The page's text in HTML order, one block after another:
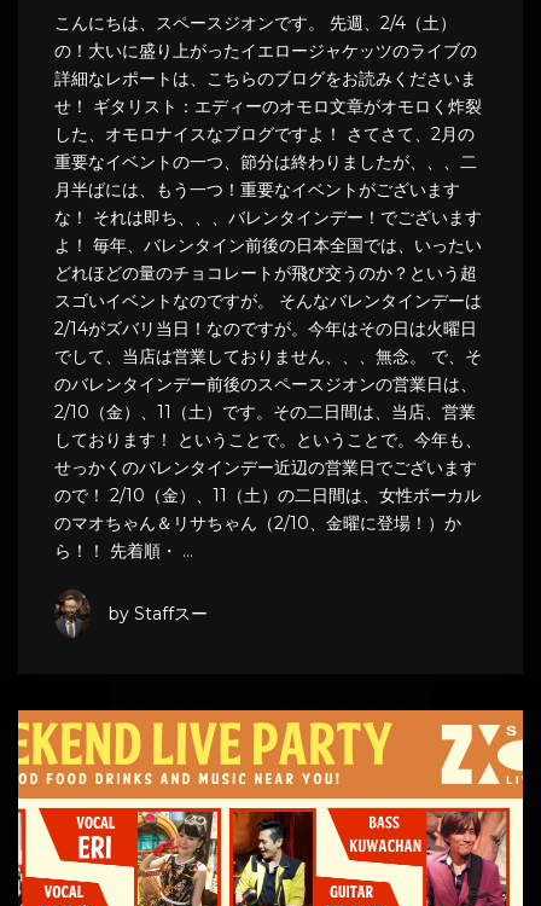
こんにちは、スペースジオンです。 先週、2/4（土）
の！大いに盛り上がったイエロージャケッツのライブの
詳細なレポートは、こちらのブログをお読みくださいま
せ！ ギタリスト：エディーのオモロ文章がオモロく炸裂
した、オモロナイスなブログですよ！ さてさて、2月の
重要なイベントの一つ、節分は終わりましたが、、、二
月半ばには、もう一つ！重要なイベントがございます
な！ それは即ち、、、バレンタインデー！でございます
よ！ 毎年、バレンタイン前後の日本全国では、いったい
どれほどの量のチョコレートが飛び交うのか？という超
スゴいイベントなのですが。 そんなバレンタインデーは
2/14がズバリ当日！なのですが。今年はその日は火曜日
でして、当店は営業しておりません、、、無念。 で、そ
のバレンタインデー前後のスペースジオンの営業日は、
2/10（金）、11（土）です。その二日間は、当店、営業
しております！ ということで。ということで。今年も、
せっかくのバレンタインデー近辺の営業日でございます
ので！ 2/10（金）、11（土）の二日間は、女性ボーカル
のマオちゃん＆リサちゃん（2/10、金曜に登場！）か
ら！！ 先着順・ …
by Staffスー